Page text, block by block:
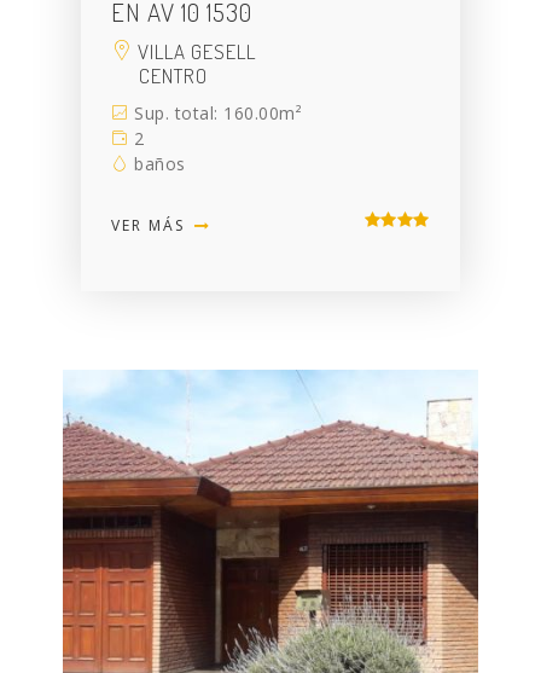
EN AV 10 1530
VILLA GESELL
CENTRO
Sup. total: 160.00m²
2
baños
VER MÁS